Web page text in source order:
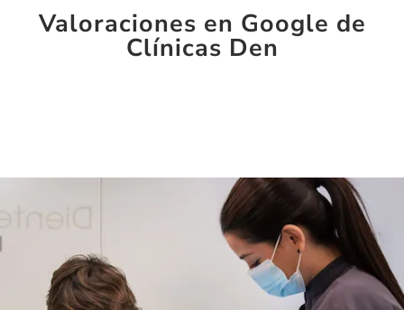
Valoraciones en Google de
Clínicas Den